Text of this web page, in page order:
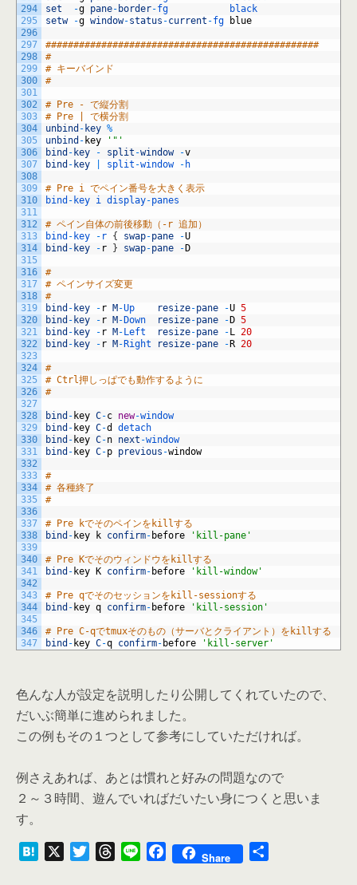
294
295
296
297
298
299
300
301
302
303
304
305
306
307
308
309
310
311
312
313
314
315
316
317
318
319
320
321
322
323
324
325
326
327
328
329
330
331
332
333
334
335
336
337
338
339
340
341
342
343
344
345
346
347
set
-g pane- border-fg
black
setw
-g window-status -current -fg blue
#################################################
#
# キーバインド
#
# Pre - で縦分割
# Pre | で横分割
unbind - key %
unbind - key
'"'
bind - key - split -window -v
bind - key split -window - h
# Pre i でペイン番号を大きく表示
bind - key i display-panes
# ペイン自体の前後移動（-r 追加）
bind - key - r { swap-pane -U
bind - key - r } swap-pane -D
#
# ペインサイズ変更
#
bind - key - r M-Up resize-pane -U 5
bind - key - r M-Down resize-pane -D 5
bind - key - r M-Left resize-pane -L
20
bind - key - r M-Right resize-pane -R 20
#
# Ctrl押しっぱでも動作するように
#
bind - key C-c new-window
bind - key C-d
detach
bind - key C-n next -window
bind - key C-p previous -window
#
# 各種終了
#
# Pre kでそのペインをkillする
bind - key k confirm- before 'kill-pane'
# Pre Kでそのウィンドウをkillする
bind - key K confirm- before 'kill-window'
# Pre qでそのセッションをkill-sessionする
bind - key q confirm- before 'kill-session'
# Pre C-qでtmuxそのもの（サーバとクライアント）をkillする
bind - key C-q confirm- before 'kill-server'
色んな人が設定を説明したり公開してくれていたので、
だいぶ簡単に進められました。
この例もその１つとして参考にしていただければ。
例さえあれば、あとは慣れと好みの問題なので
２～３時間、遊んでいればだいたい身につくと思いま
す。
Share